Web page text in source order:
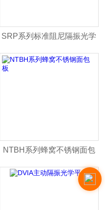
SRP系列标准阻尼隔振光学
平台
NTBH系列蜂窝不锈钢面包
板